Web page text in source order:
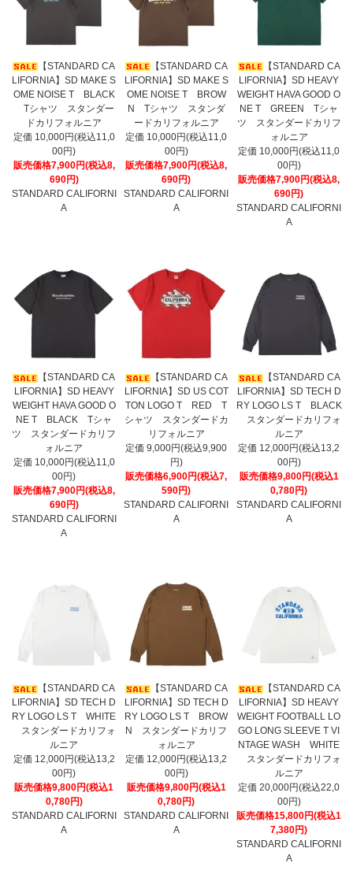
【STANDARD CA
LIFORNIA】SD MAKE S
OME NOISE T BLACK
Tシャツ スタンダー
ドカリフォルニア
定価 10,000円(税込11,0
00円)
販売価格7,900円(税込8,
690円)
STANDARD CALIFORNI
A
【STANDARD CA
LIFORNIA】SD MAKE S
OME NOISE T BROW
N Tシャツ スタンダ
ードカリフォルニア
定価 10,000円(税込11,0
00円)
販売価格7,900円(税込8,
690円)
STANDARD CALIFORNI
A
【STANDARD CA
LIFORNIA】SD HEAVY
WEIGHT HAVA GOOD O
NE T GREEN Tシャ
ツ スタンダードカリフ
ォルニア
定価 10,000円(税込11,0
00円)
販売価格7,900円(税込8,
690円)
STANDARD CALIFORNI
A
【STANDARD CA
LIFORNIA】SD HEAVY
WEIGHT HAVA GOOD O
NE T BLACK Tシャ
ツ スタンダードカリフ
ォルニア
定価 10,000円(税込11,0
00円)
販売価格7,900円(税込8,
690円)
STANDARD CALIFORNI
A
【STANDARD CA
LIFORNIA】SD US COT
TON LOGO T RED T
シャツ スタンダードカ
リフォルニア
定価 9,000円(税込9,900
円)
販売価格6,900円(税込7,
590円)
STANDARD CALIFORNI
A
【STANDARD CA
LIFORNIA】SD TECH D
RY LOGO LS T BLACK
スタンダードカリフォ
ルニア
定価 12,000円(税込13,2
00円)
販売価格9,800円(税込1
0,780円)
STANDARD CALIFORNI
A
【STANDARD CA
LIFORNIA】SD TECH D
RY LOGO LS T WHITE
スタンダードカリフォ
ルニア
定価 12,000円(税込13,2
00円)
販売価格9,800円(税込1
0,780円)
STANDARD CALIFORNI
A
【STANDARD CA
LIFORNIA】SD TECH D
RY LOGO LS T BROW
N スタンダードカリフ
ォルニア
定価 12,000円(税込13,2
00円)
販売価格9,800円(税込1
0,780円)
STANDARD CALIFORNI
A
【STANDARD CA
LIFORNIA】SD HEAVY
WEIGHT FOOTBALL LO
GO LONG SLEEVE T VI
NTAGE WASH WHITE
スタンダードカリフォ
ルニア
定価 20,000円(税込22,0
00円)
販売価格15,800円(税込1
7,380円)
STANDARD CALIFORNI
A